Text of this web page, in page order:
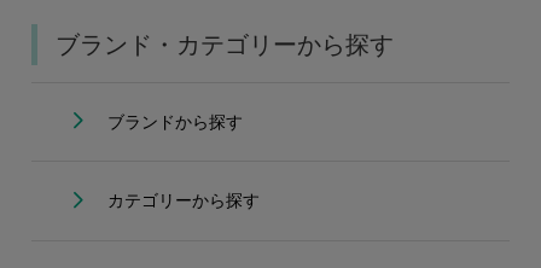
ブランド・カテゴリーから探す
ブランドから探す
カテゴリーから探す